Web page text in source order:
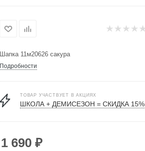
Шапка 11м20626 сакура
Подробности
ТОВАР УЧАСТВУЕТ В АКЦИЯХ
ШКОЛА + ДЕМИСЕЗОН = СКИДКА 15%
1 690 ₽